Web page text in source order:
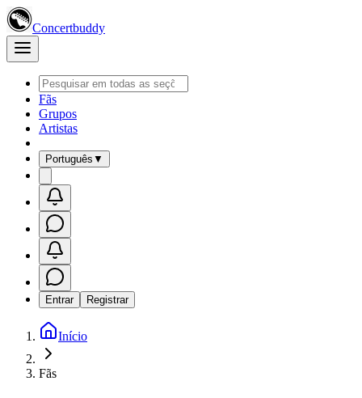
Concertbuddy
Fãs
Grupos
Artistas
Português ▼
Entrar Registrar
Início
Fãs